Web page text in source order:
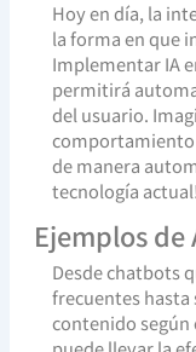
Hoy en día, la
la forma en que
Implementar IA
permitirá
del usuario.
comportamiento
de manera
tecnología actual!
Ejemplos
Desde chatbots
frecuentes hasta
contenido según